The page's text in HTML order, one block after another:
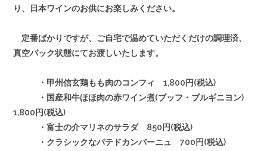
り、日本ワインのお供にお楽しみください。
定番ばかりですが、ご自宅で温めていただくだけの調理済、
真空パック状態にてお渡しいたします。
・甲州信玄鶏もも肉のコンフィ 1,800円(税込)
・国産和牛ほほ肉の赤ワイン煮(ブッフ・ブルギニヨン)
1,800円(税込)
・富士の介マリネのサラダ 850円(税込)
・クラシックなパテドカンパーニュ 700円(税込)